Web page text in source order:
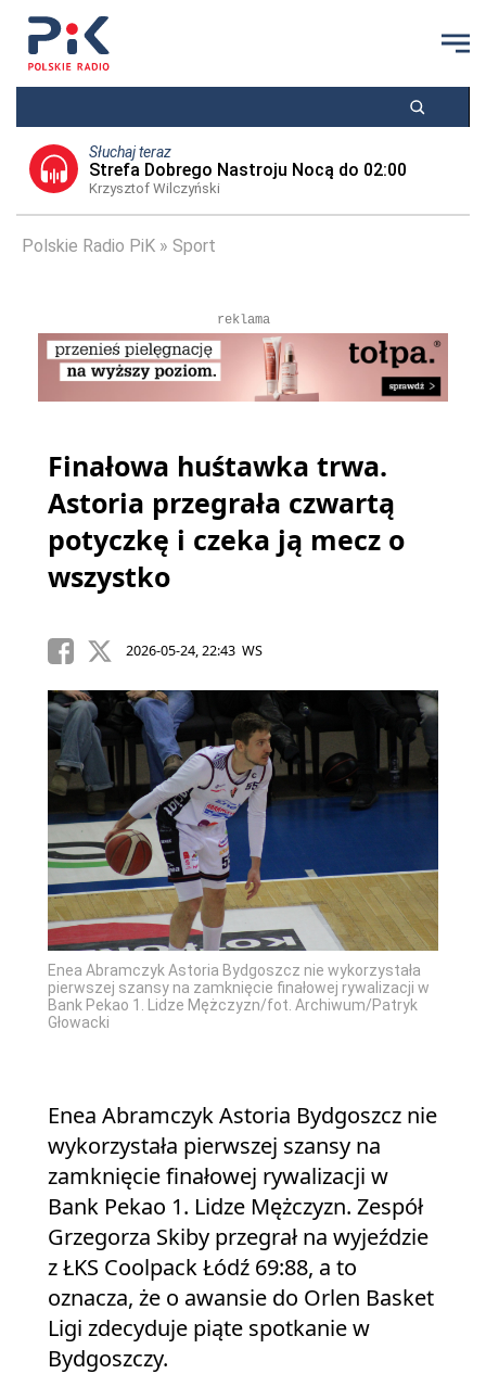
Słuchaj teraz
Strefa Dobrego Nastroju Nocą do 02:00
Krzysztof Wilczyński
Polskie Radio PiK Sport
reklama
Finałowa huśtawka trwa.
Astoria przegrała czwartą
potyczkę i czeka ją mecz o
wszystko
2026-05-24, 22:43 WS
Enea Abramczyk Astoria Bydgoszcz nie wykorzystała
pierwszej szansy na zamknięcie finałowej rywalizacji w
Bank Pekao 1. Lidze Mężczyzn/fot. Archiwum/Patryk
Głowacki
Enea Abramczyk Astoria Bydgoszcz nie
wykorzystała pierwszej szansy na
zamknięcie finałowej rywalizacji w
Bank Pekao 1. Lidze Mężczyzn. Zespół
Grzegorza Skiby przegrał na wyjeździe
z ŁKS Coolpack Łódź 69:88, a to
oznacza, że o awansie do Orlen Basket
Ligi zdecyduje piąte spotkanie w
Bydgoszczy.